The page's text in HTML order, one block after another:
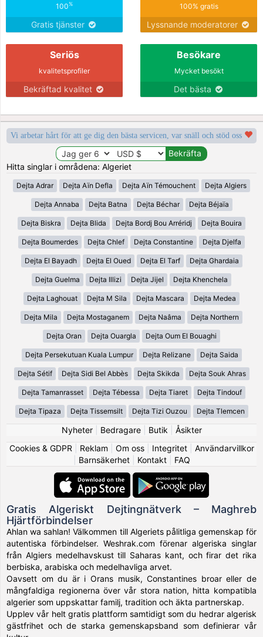
100%
Gratis tjänster
100% gratis
Lyssnande moderatorer
Seriös
kvalitetsprofiler
Bekräftad kvalitet
Besökare
Mycket besökt
Det bästa
Vi arbetar hårt för att ge dig den bästa servicen, var snäll och stöd oss
Hitta singlar i områdena: Algeriet
Dejta Adrar Dejta Aïn Defla Dejta Aïn Témouchent Dejta Algiers
Dejta Annaba Dejta Batna Dejta Béchar Dejta Béjaïa
Dejta Biskra Dejta Blida Dejta Bordj Bou Arréridj Dejta Bouira
Dejta Boumerdes Dejta Chlef Dejta Constantine Dejta Djelfa
Dejta El Bayadh Dejta El Oued Dejta El Tarf Dejta Ghardaia
Dejta Guelma Dejta Illizi Dejta Jijel Dejta Khenchela
Dejta Laghouat Dejta M Sila Dejta Mascara Dejta Medea
Dejta Mila Dejta Mostaganem Dejta Naâma Dejta Northern
Dejta Oran Dejta Ouargla Dejta Oum El Bouaghi
Dejta Persekutuan Kuala Lumpur Dejta Relizane Dejta Saida
Dejta Sétif Dejta Sidi Bel Abbès Dejta Skikda Dejta Souk Ahras
Dejta Tamanrasset Dejta Tébessa Dejta Tiaret Dejta Tindouf
Dejta Tipaza Dejta Tissemsilt Dejta Tizi Ouzou Dejta Tlemcen
Nyheter| Bedragare| Butik
Åsikter
Cookies & GDPR
Reklam Om oss| Integritet| Användarvillkor
Barnsäkerhet| Kontakt| FAQ
Gratis Algeriskt Dejtingnätverk – Maghreb
Hjärtförbindelser
Ahlan wa sahlan! Välkommen till Algeriets pålitliga gemenskap för
autentiska förbindelser. Weshrak.com förenar algeriska singlar
från Algiers medelhavskust till Saharas kant, och firar det rika
berbiska, arabiska och medelhavliga arvet.
Oavsett om du är i Orans musik, Constantines broar eller de
mångfaldiga regionerna över vår stora nation, hitta kompatibla
algerier som uppskattar familj, tradition och äkta partnerskap.
Upplev vår helt gratis plattform samtidigt som du hedrar algerisk
gästfrihet och de starka gemenskapsband som definierar vår